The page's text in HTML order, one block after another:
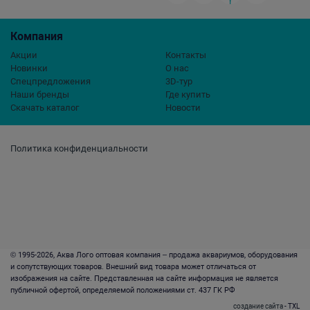
Политика конфиденциальности
Компания
Акции
Новинки
Спецпредложения
Наши бренды
Скачать каталог
Контакты
О нас
3D-тур
Где купить
Новости
© 1995-2026, Аква Лого оптовая компания – продажа аквариумов, оборудования
и сопутствующих товаров. Внешний вид товара может отличаться от
изображения на сайте. Представленная на сайте информация не является
публичной офертой, определяемой положениями ст. 437 ГК РФ
создание сайта- TXL